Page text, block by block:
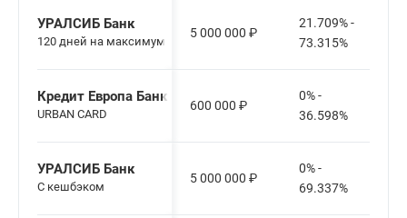
УРАЛСИБ Банк
120 дней на максимум
5 000 000 ₽
21.709% -
73.315%
Кредит Европа Банк
URBAN CARD
600 000 ₽
0% -
36.598%
УРАЛСИБ Банк
С кешбэком
5 000 000 ₽
0% -
69.337%